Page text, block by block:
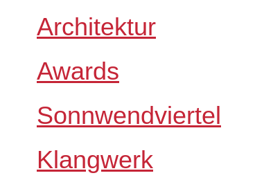
Architektur
Awards
Sonnwendviertel
Klangwerk